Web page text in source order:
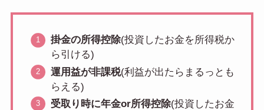
掛金の所得控除(投資したお金を所得税か
ら引ける)
運用益が非課税(利益が出たらまるっとも
らえる)
受取り時に年金or所得控除(投資したお金